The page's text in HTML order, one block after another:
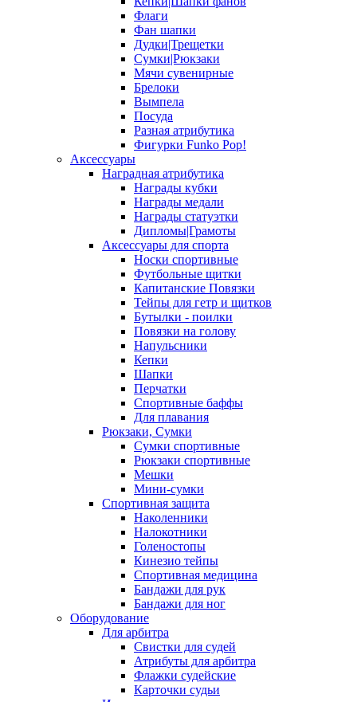
Флаги
Фан шапки
Дудки|Трещетки
Сумки|Рюкзаки
Мячи сувенирные
Брелоки
Вымпела
Посуда
Разная атрибутика
Фигурки Funko Pop!
Аксессуары
Наградная атрибутика
Награды кубки
Награды медали
Награды статуэтки
Дипломы|Грамоты
Аксессуары для спорта
Носки спортивные
Футбольные щитки
Капитанские Повязки
Тейпы для гетр и щитков
Бутылки - поилки
Повязки на голову
Напульсники
Кепки
Шапки
Перчатки
Спортивные баффы
Для плавания
Рюкзаки, Сумки
Сумки спортивные
Рюкзаки спортивные
Мешки
Мини-сумки
Спортивная защита
Наколенники
Налокотники
Голеностопы
Кинезио тейпы
Спортивная медицина
Бандажи для рук
Бандажи для ног
Оборудование
Для арбитра
Свистки для судей
Атрибуты для арбитра
Флажки судейские
Карточки судьи